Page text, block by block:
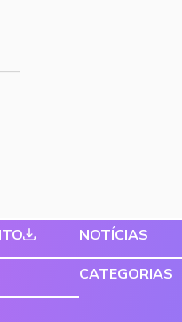
NOTÍCIAS
CATEGORIAS